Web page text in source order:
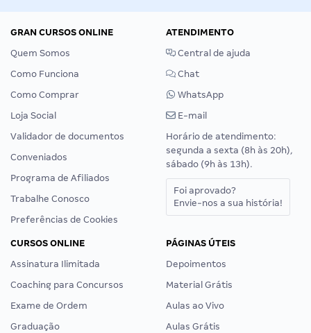
GRAN CURSOS ONLINE
Quem Somos
Como Funciona
Como Comprar
Loja Social
Validador de documentos
Conveniados
Programa de Afiliados
Trabalhe Conosco
Preferências de Cookies
ATENDIMENTO
Central de ajuda
Chat
WhatsApp
E-mail
Horário de atendimento:
segunda a sexta (8h às 20h),
sábado (9h às 13h).
Foi aprovado?
Envie-nos a sua história!
CURSOS ONLINE
Assinatura Ilimitada
Coaching para Concursos
Exame de Ordem
Graduação
PÁGINAS ÚTEIS
Depoimentos
Material Grátis
Aulas ao Vivo
Aulas Grátis